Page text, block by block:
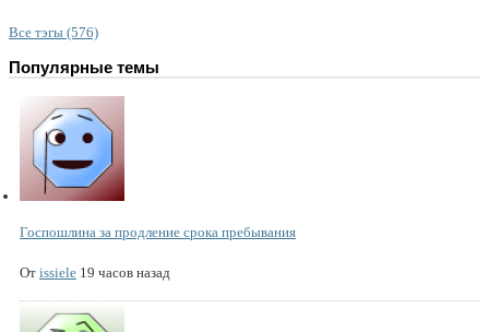
Все тэгы (576)
Популярные темы
Госпошлина за продление срока пребывания
От issiele 19 часов назад